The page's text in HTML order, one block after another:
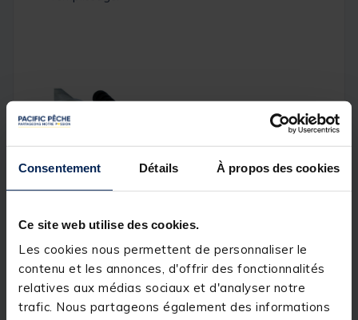
Consentement Détails À propos des cookies
Ce site web utilise des cookies.
Les cookies nous permettent de personnaliser le
contenu et les annonces, d'offrir des fonctionnalités
relatives aux médias sociaux et d'analyser notre
trafic. Nous partageons également des informations